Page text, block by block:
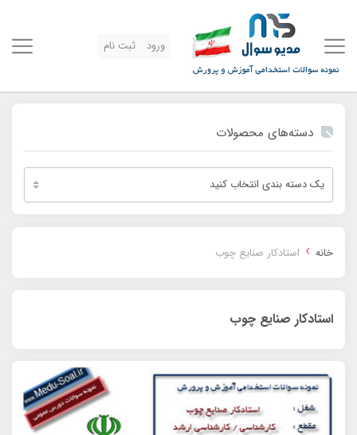
ورود ثبت نام
دسته‌های محصولات
خانه › استادکار صنایع چوب
استادکار صنایع چوب